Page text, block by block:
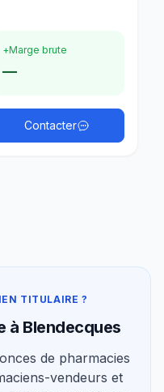
+Marge brute
—
Contacter
TITULAIRE ?
à Blendecques
de pharmacies
vendeurs et